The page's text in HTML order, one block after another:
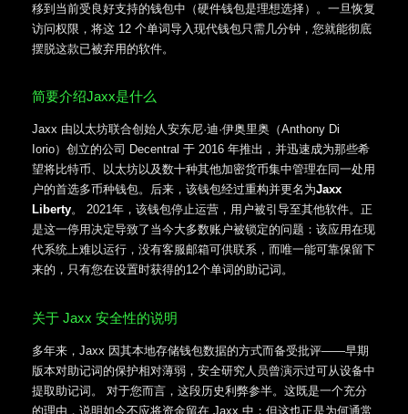
移到当前受良好支持的钱包中（硬件钱包是理想选择）。一旦恢复
访问权限，将这 12 个单词导入现代钱包只需几分钟，您就能彻底
摆脱这款已被弃用的软件。
简要介绍Jaxx是什么
Jaxx 由以太坊联合创始人安东尼·迪·伊奥里奥（Anthony Di
Iorio）创立的公司 Decentral 于 2016 年推出，并迅速成为那些希
望将比特币、以太坊以及数十种其他加密货币集中管理在同一处用
户的首选多币种钱包。后来，该钱包经过重构并更名为Jaxx
Liberty。 2021年，该钱包停止运营，用户被引导至其他软件。正
是这一停用决定导致了当今大多数账户被锁定的问题：该应用在现
代系统上难以运行，没有客服邮箱可供联系，而唯一能可靠保留下
来的，只有您在设置时获得的12个单词的助记词。
关于 Jaxx 安全性的说明
多年来，Jaxx 因其本地存储钱包数据的方式而备受批评——早期
版本对助记词的保护相对薄弱，安全研究人员曾演示过可从设备中
提取助记词。 对于您而言，这段历史利弊参半。这既是一个充分
的理由，说明如今不应将资金留在 Jaxx 中；但这也正是为何通常